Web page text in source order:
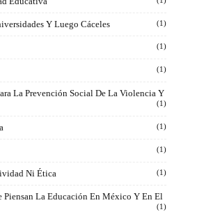
Y Luego Cáceles (1)
(1)
(1)
La Prevención Social De La Violencia Y
(1)
(1)
(1)
Ni Ética (1)
Piensan La Educación En México Y En El
(1)